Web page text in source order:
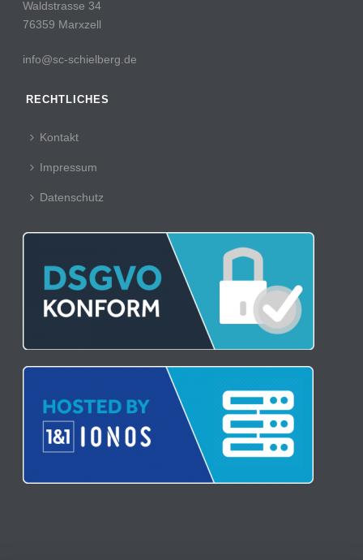
Waldstrasse 34
76359 Marxzell
info@sc-schielberg.de
RECHTLICHES
Kontakt
Impressum
Datenschutz